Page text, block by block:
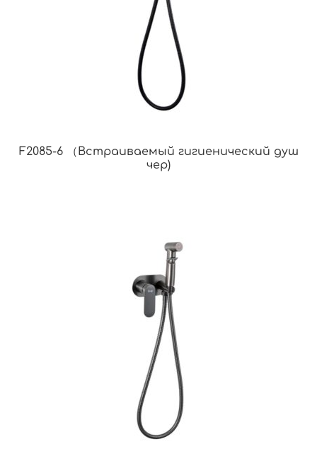
F2085-6 （Встраиваемый гигиенический душ
чер)